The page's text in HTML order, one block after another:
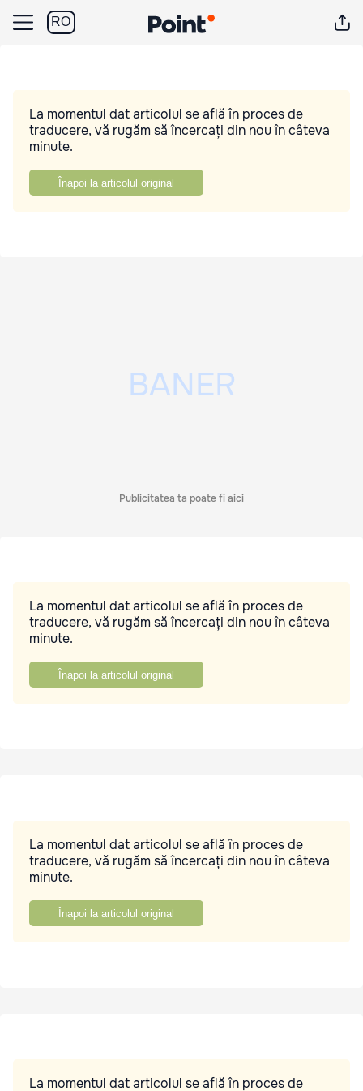
RO
La momentul dat articolul se află în proces de
traducere, vă rugăm să încercați din nou în câteva
minute.
Înapoi la articolul original
Publicitatea ta poate fi aici
La momentul dat articolul se află în proces de
traducere, vă rugăm să încercați din nou în câteva
minute.
Înapoi la articolul original
La momentul dat articolul se află în proces de
traducere, vă rugăm să încercați din nou în câteva
minute.
Înapoi la articolul original
La momentul dat articolul se află în proces de